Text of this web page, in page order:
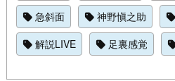
急斜面
神野愼之助
解説LIVE
足裏感覚